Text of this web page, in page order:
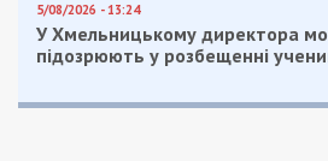
5/08/2026 - 13:24
У Хмельницькому директора
підозрюють у розбещенні